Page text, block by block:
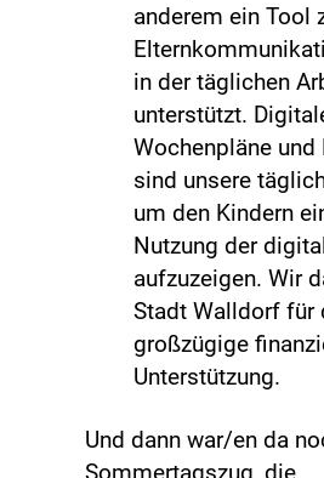
anderem ein Tool
in der täglichen
unterstützt.
Wochenpläne und
sind unsere
um den Kindern
Nutzung der
aufzuzeigen. Wir
Stadt Walldorf für
großzügige
Unterstützung.
Und dann war/en da
Sommertagszug, die